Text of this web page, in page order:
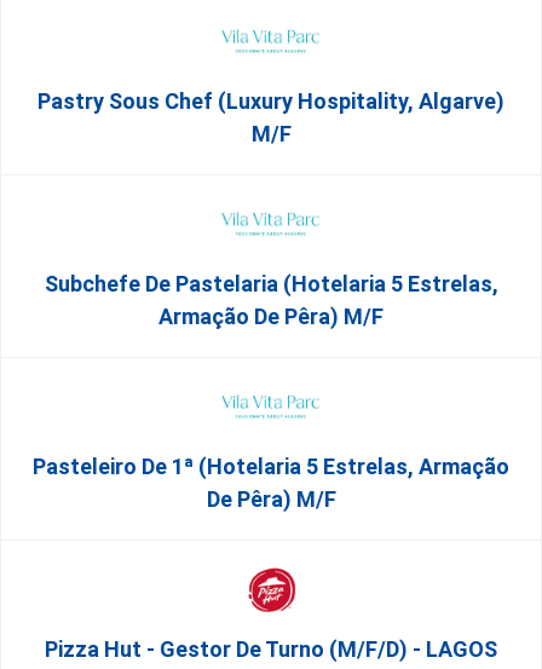
Pastry Sous Chef (Luxury Hospitality, Algarve)
M/f
Subchefe De Pastelaria (Hotelaria 5 Estrelas,
Armação De Pêra) M/f
Pasteleiro De 1ª (Hotelaria 5 Estrelas, Armação
De Pêra) M/f
Pizza Hut - Gestor De Turno (m/f/d) - LAGOS